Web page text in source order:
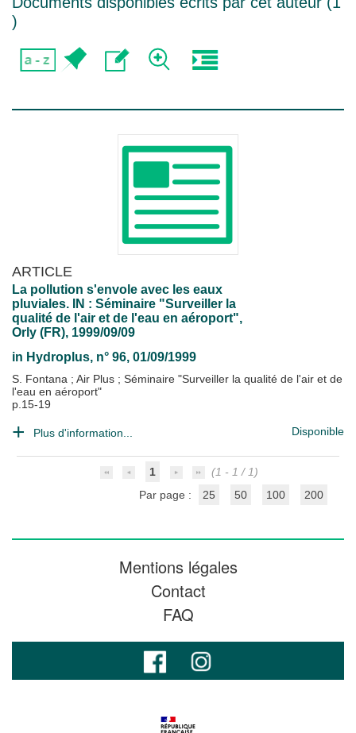
)
ARTICLE
La pollution s'envole avec les eaux
pluviales. IN : Séminaire "Surveiller la
qualité de l'air et de l'eau en aéroport",
Orly (FR), 1999/09/09
in Hydroplus, n° 96, 01/09/1999
S. Fontana ; Air Plus ; Séminaire "Surveiller la qualité de l'air et de
l'eau en aéroport"
p.15-19
Plus d'information... Disponible
1
(1 - 1 / 1)
Par page :
25 50 100 200
Mentions légales
Contact
FAQ